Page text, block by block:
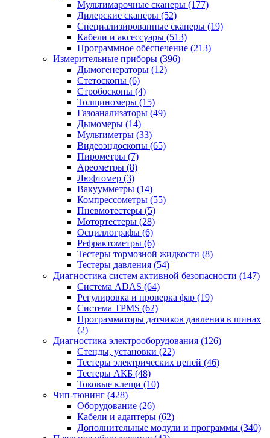
Мультимарочные сканеры (177)
Дилерские сканеры (52)
Специализированные сканеры (19)
Кабели и аксессуары (513)
Программное обеспечение (213)
Измерительные приборы (396)
Дымогенераторы (12)
Стетоскопы (6)
Стробоскопы (4)
Толщиномеры (15)
Газоанализаторы (49)
Дымомеры (14)
Мультиметры (33)
Видеоэндоскопы (65)
Пирометры (7)
Ареометры (8)
Люфтомер (3)
Вакуумметры (14)
Компрессометры (55)
Пневмотестеры (5)
Мотортестеры (28)
Осциллографы (6)
Рефрактометры (6)
Тестеры тормозной жидкости (8)
Тестеры давления (54)
Диагностика систем активной безопасности (147)
Система ADAS (64)
Регулировка и проверка фар (19)
Система TPMS (62)
Программаторы датчиков давления в шинах
(2)
Диагностика электрооборудования (126)
Стенды, установки (22)
Тестеры электрических цепей (46)
Тестеры АКБ (48)
Токовые клещи (10)
Чип-тюнинг (428)
Оборудование (26)
Кабели и адаптеры (62)
Дополнительные модули и программы (340)